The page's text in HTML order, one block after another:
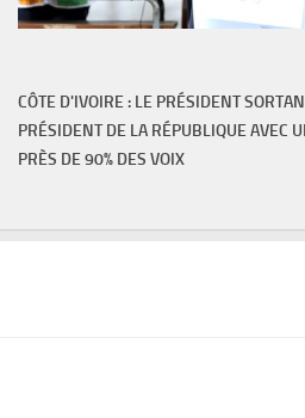
CÔTE D'IVOIRE : LE PRÉSIDENT
PRÉSIDENT DE LA RÉPUBLIQUE AVEC
PRÈS DE 90% DES VOIX